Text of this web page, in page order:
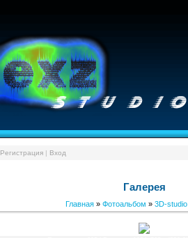
Регистрация| Вход
Галерея
Главная » Фотоальбом » 3D-studio